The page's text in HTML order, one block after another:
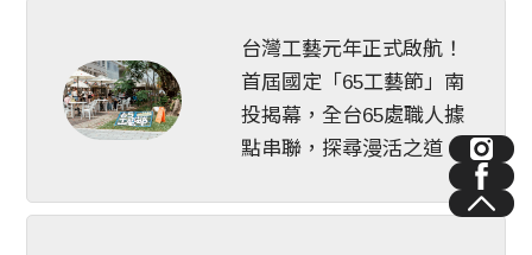
台灣工藝元年正式啟航！
首屆國定「65工藝節」南
投揭幕，全台65處職人據
點串聯，探尋漫活之道